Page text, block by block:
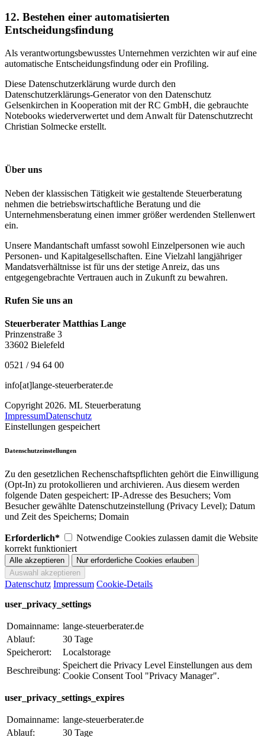
12. Bestehen einer automatisierten
Entscheidungsfindung
Als verantwortungsbewusstes Unternehmen verzichten wir auf eine
automatische Entscheidungsfindung oder ein Profiling.
Diese Datenschutzerklärung wurde durch den
Datenschutzerklärungs-Generator von den Datenschutz
Gelsenkirchen in Kooperation mit der RC GmbH, die gebrauchte
Notebooks wiederverwertet und dem Anwalt für Datenschutzrecht
Christian Solmecke erstellt.
Über uns
Neben der klassischen Tätigkeit wie gestaltende Steuerberatung
nehmen die betriebswirtschaftliche Beratung und die
Unternehmensberatung einen immer größer werdenden Stellenwert
ein.
Unsere Mandantschaft umfasst sowohl Einzelpersonen wie auch
Personen- und Kapitalgesellschaften. Eine Vielzahl langjähriger
Mandatsverhältnisse ist für uns der stetige Anreiz, das uns
entgegengebrachte Vertrauen auch in Zukunft zu bewahren.
Rufen Sie uns an
Steuerberater Matthias Lange
Prinzenstraße 3
33602 Bielefeld
0521 / 94 64 00
info[at]lange-steuerberater.de
Copyright 2026. ML Steuerberatung
ImpressumDatenschutz
Einstellungen gespeichert
Datenschutzeinstellungen
Zu den gesetzlichen Rechenschaftspflichten gehört die Einwilligung
(Opt-In) zu protokollieren und archivieren. Aus diesem werden
folgende Daten gespeichert: IP-Adresse des Besuchers; Vom
Besucher gewählte Datenschutzeinstellung (Privacy Level); Datum
und Zeit des Speicherns; Domain
Erforderlich*
Notwendige Cookies zulassen damit die Website
korrekt funktioniert
Datenschutz Impressum Cookie-Details
user_privacy_settings
Domainname: lange-steuerberater.de
Ablauf:
30 Tage
Speicherort:
Localstorage
Beschreibung:
Speichert die Privacy Level Einstellungen aus dem
Cookie Consent Tool "Privacy Manager".
user_privacy_settings_expires
Domainname: lange-steuerberater.de
Ablauf:
30 Tage